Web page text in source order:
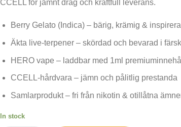
CCELL för jämnt drag och kraftfull leverans.
Berry Gelato (Indica) – bärig, krämig &
Äkta live-terpener – skördad och bevarad i
HERO vape – laddbar med 1ml premiuminnehåll
CCELL-hårdvara – jämn och pålitlig prestanda
Samlarprodukt – fri från nikotin & otillåtna
In stock